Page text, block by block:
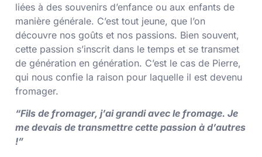
liées à des souvenirs d’enfance ou aux enfants de
manière générale. C’est tout jeune, que l’on
découvre nos goûts et nos passions. Bien souvent,
cette passion s’inscrit dans le temps et se transmet
de génération en génération. C’est le cas de Pierre,
qui nous confie la raison pour laquelle il est devenu
fromager.
“Fils de fromager, j’ai grandi avec le fromage. Je
me devais de transmettre cette passion à d’autres
!”